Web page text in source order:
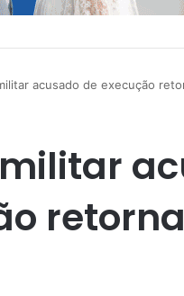
acusado de execução